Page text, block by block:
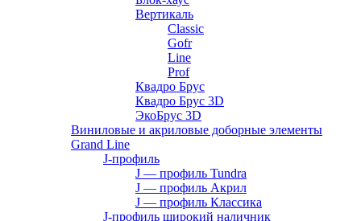
Вертикаль
Classic
Gofr
Line
Prof
Квадро Брус
Квадро Брус 3D
ЭкоБрус 3D
Виниловые и акриловые доборные элементы
Grand Line
J-профиль
J — профиль Tundra
J — профиль Акрил
J — профиль Классика
J-профиль широкий наличник